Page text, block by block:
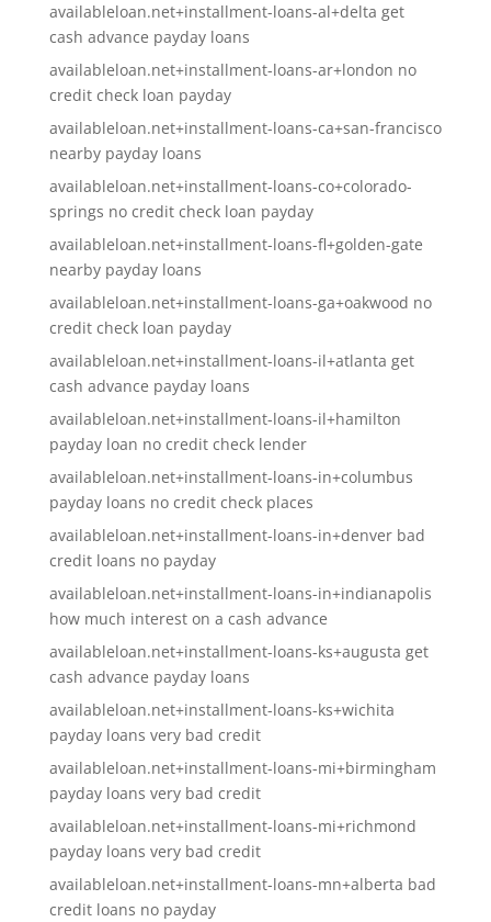
availableloan.net+installment-loans-al+delta get
cash advance payday loans
availableloan.net+installment-loans-ar+london no
credit check loan payday
availableloan.net+installment-loans-ca+san-francisco
nearby payday loans
availableloan.net+installment-loans-co+colorado-
springs no credit check loan payday
availableloan.net+installment-loans-fl+golden-gate
nearby payday loans
availableloan.net+installment-loans-ga+oakwood no
credit check loan payday
availableloan.net+installment-loans-il+atlanta get
cash advance payday loans
availableloan.net+installment-loans-il+hamilton
payday loan no credit check lender
availableloan.net+installment-loans-in+columbus
payday loans no credit check places
availableloan.net+installment-loans-in+denver bad
credit loans no payday
availableloan.net+installment-loans-in+indianapolis
how much interest on a cash advance
availableloan.net+installment-loans-ks+augusta get
cash advance payday loans
availableloan.net+installment-loans-ks+wichita
payday loans very bad credit
availableloan.net+installment-loans-mi+birmingham
payday loans very bad credit
availableloan.net+installment-loans-mi+richmond
payday loans very bad credit
availableloan.net+installment-loans-mn+alberta bad
credit loans no payday